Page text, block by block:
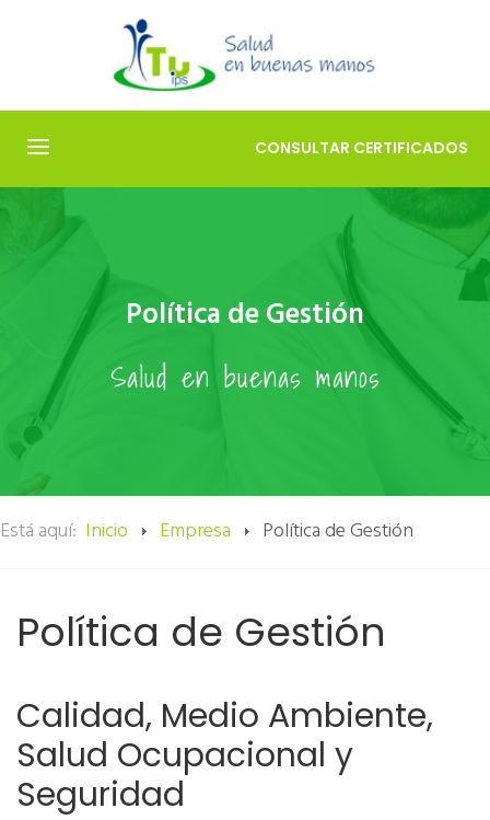
CONSULTAR CERTIFICADOS
Política de Gestión
Salud en buenas manos
Está aquí: Inicio Empresa Política de Gestión
Política de Gestión
Calidad, Medio Ambiente,
Salud Ocupacional y
Seguridad